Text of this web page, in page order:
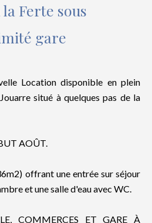
Ferte sous
gare
Location disponible en plein
situé à quelques pas de la
AOÛT.
offrant une entrée sur séjour
et une salle d'eau avec WC.
COMMERCES ET GARE À